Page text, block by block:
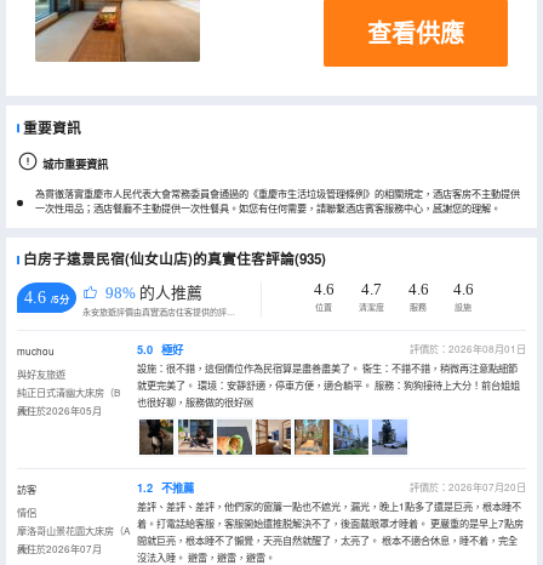
查看供應
重要資訊
城市重要資訊
為貫徹落實重慶市人民代表大會常務委員會通過的《重慶市生活垃圾管理條例》的相關規定，酒店客房不主動提供
一次性用品；酒店餐廳不主動提供一次性餐具。如您有任何需要，請聯繫酒店賓客服務中心，感謝您的理解。
白房子遠景民宿(仙女山店)的真實住客評論(935)
4.6 /5分 98% 的人推薦
永安旅遊評價由真實酒店住客提供的評價。
4.6
位置
4.7
清潔度
4.6
服務
4.6
設施
muchou
與好友旅遊
純正日式清幽大床房（B
棟）
入住於2026年05月
5.0 極好
評價於：2026年08月01日
設施：很不錯，這個價位作為民宿算是盡善盡美了。 衞生：不錯不錯，稍微再注意點細節
就更完美了。 環境：安靜舒適，停車方便，適合躺平。 服務：狗狗接待上大分！前台姐姐
也很好聊，服務做的很好🆗
訪客
情侶
摩洛哥山景花園大床房（A
棟）
入住於2026年07月
1.2 不推薦
評價於：2026年07月20日
差評、差評、差評，他們家的窗簾一點也不遮光，漏光，晚上1點多了還是巨亮，根本睡不
着。打電話給客服，客服開始還推脱解決不了，後面戴眼罩才睡着。 更嚴重的是早上7點房
間就巨亮，根本睡不了懶覺，天亮自然就醒了，太亮了。 根本不適合休息，睡不着，完全
沒法入睡。 避雷，避雷，避雷。